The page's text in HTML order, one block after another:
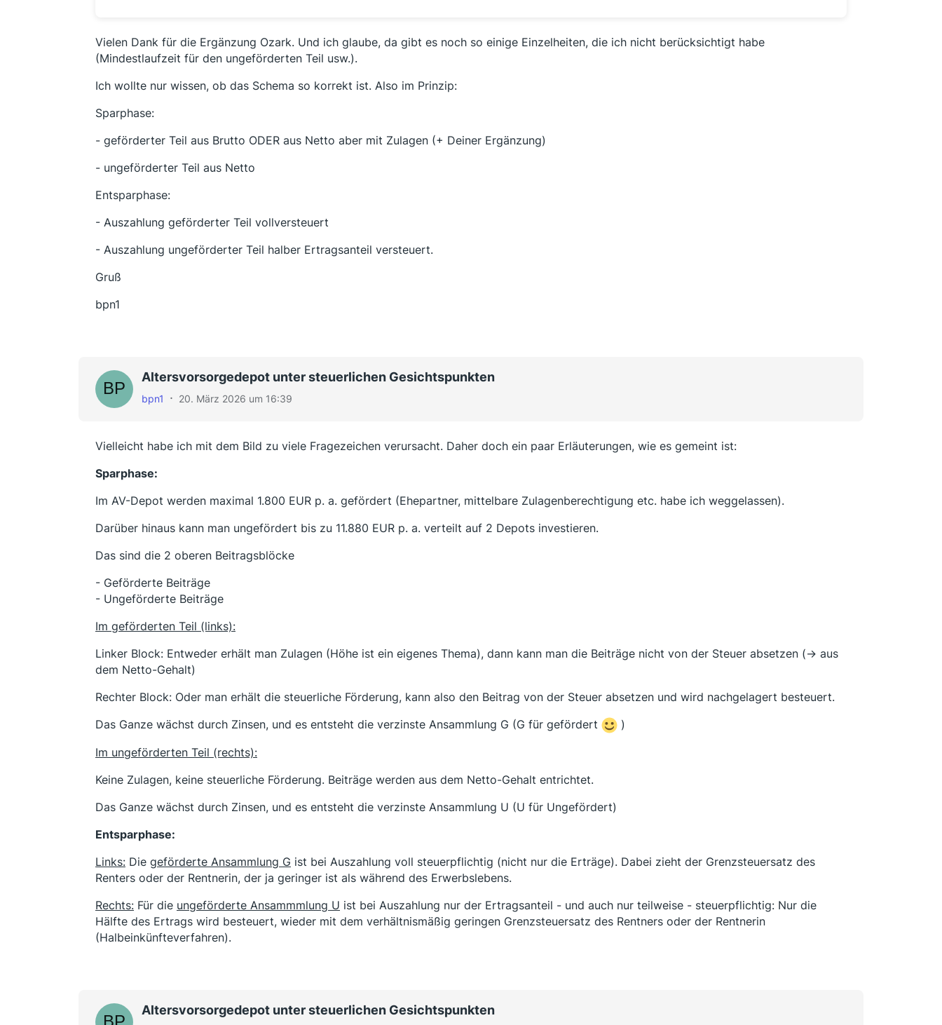
Vielen Dank für die Ergänzung Ozark. Und ich glaube, da gibt es noch so einige Einzelheiten, die ich nicht berücksichtigt habe
(Mindestlaufzeit für den ungeförderten Teil usw.).
Ich wollte nur wissen, ob das Schema so korrekt ist. Also im Prinzip:
Sparphase:
- geförderter Teil aus Brutto ODER aus Netto aber mit Zulagen (+ Deiner Ergänzung)
- ungeförderter Teil aus Netto
Entsparphase:
- Auszahlung geförderter Teil vollversteuert
- Auszahlung ungeförderter Teil halber Ertragsanteil versteuert.
Gruß
bpn1
Altersvorsorgedepot unter steuerlichen Gesichtspunkten
bpn1 20. März 2026 um 16:39
Vielleicht habe ich mit dem Bild zu viele Fragezeichen verursacht. Daher doch ein paar Erläuterungen, wie es gemeint ist:
Sparphase:
Im AV-Depot werden maximal 1.800 EUR p. a. gefördert (Ehepartner, mittelbare Zulagenberechtigung etc. habe ich weggelassen).
Darüber hinaus kann man ungefördert bis zu 11.880 EUR p. a. verteilt auf 2 Depots investieren.
Das sind die 2 oberen Beitragsblöcke
- Geförderte Beiträge
- Ungeförderte Beiträge
Im geförderten Teil (links):
Linker Block: Entweder erhält man Zulagen (Höhe ist ein eigenes Thema), dann kann man die Beiträge nicht von der Steuer absetzen (-> aus
dem Netto-Gehalt)
Rechter Block: Oder man erhält die steuerliche Förderung, kann also den Beitrag von der Steuer absetzen und wird nachgelagert besteuert.
Das Ganze wächst durch Zinsen, und es entsteht die verzinste Ansammlung G (G für gefördert
)
Im ungeförderten Teil (rechts):
Keine Zulagen, keine steuerliche Förderung. Beiträge werden aus dem Netto-Gehalt entrichtet.
Das Ganze wächst durch Zinsen, und es entsteht die verzinste Ansammlung U (U für Ungefördert)
Entsparphase:
Links: Die geförderte Ansammlung G ist bei Auszahlung voll steuerpflichtig (nicht nur die Erträge). Dabei zieht der Grenzsteuersatz des
Renters oder der Rentnerin, der ja geringer ist als während des Erwerbslebens.
Rechts: Für die ungeförderte Ansammmlung U ist bei Auszahlung nur der Ertragsanteil - und auch nur teilweise - steuerpflichtig: Nur die
Hälfte des Ertrags wird besteuert, wieder mit dem verhältnismäßig geringen Grenzsteuersatz des Rentners oder der Rentnerin
(Halbeinkünfteverfahren).
Altersvorsorgedepot unter steuerlichen Gesichtspunkten